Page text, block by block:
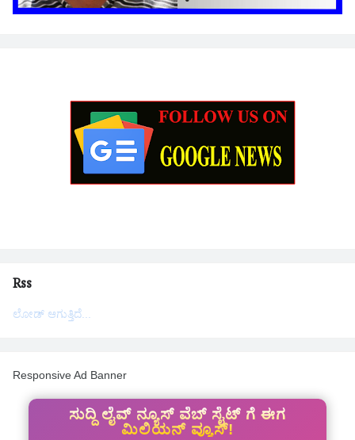
Rss
ಲೋಡ್ ಆಗುತ್ತಿದೆ...
Responsive Ad Banner
ಸುದ್ದಿ ಲೈವ್ ನ್ಯೂಸ್ ವೆಬ್ ಸೈಟ್ ಗೆ ಈಗ
ಮಿಲಿಯನ್ ವ್ಯೂಸ್!